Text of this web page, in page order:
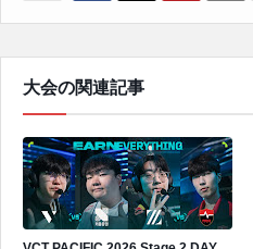
大会の関連記事